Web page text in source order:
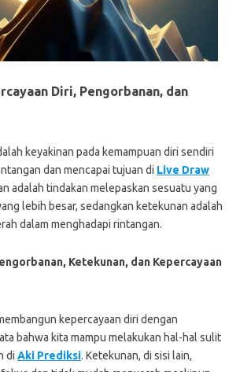
Diri, Pengorbanan, dan
keyakinan pada kemampuan diri sendiri
dan mencapai tujuan di Live Draw
adalah tindakan melepaskan sesuatu yang
lebih besar, sedangkan ketekunan adalah
dalam menghadapi rintangan.
Ketekunan, dan Kepercayaan
kepercayaan diri dengan
bahwa kita mampu melakukan hal-hal sulit
di Aki Prediksi. Ketekunan, di sisi lain,